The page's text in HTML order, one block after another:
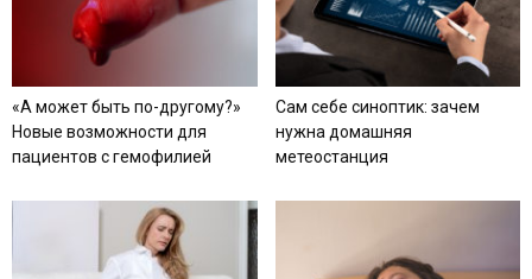
«А может быть по-другому?»
Новые возможности для
пациентов с гемофилией
Сам себе синоптик: зачем
нужна домашняя
метеостанция